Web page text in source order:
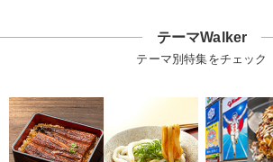
テーマWalker
テーマ別特集をチェック